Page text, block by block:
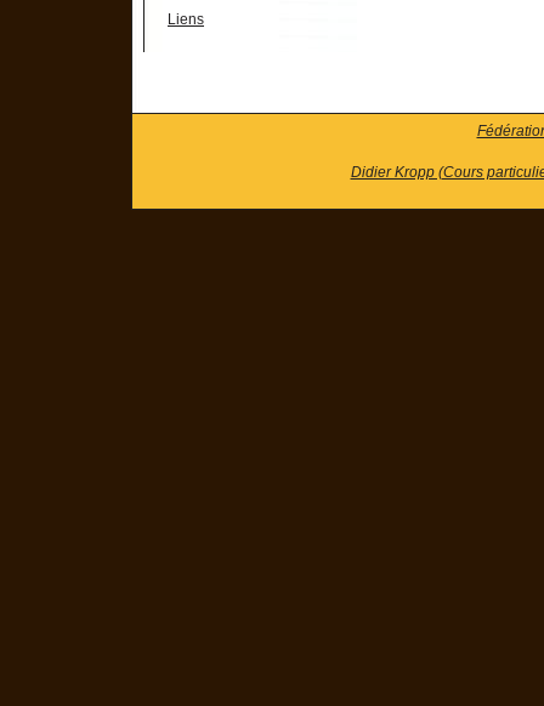
Liens
Didier Kropp (Cours